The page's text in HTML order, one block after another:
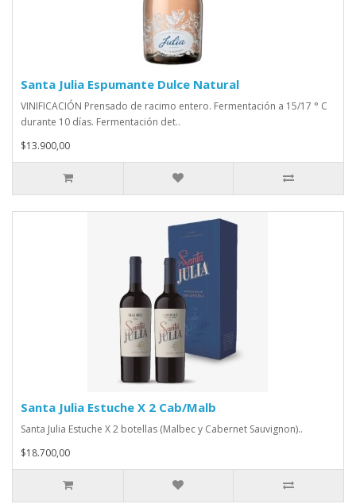
Santa Julia Espumante Dulce Natural
VINIFICACIÓN Prensado de racimo entero. Fermentación a 15/17 ° C
durante 10 días. Fermentación det..
$13.900,00
Santa Julia Estuche X 2 Cab/Malb
Santa Julia Estuche X 2 botellas (Malbec y Cabernet Sauvignon)..
$18.700,00